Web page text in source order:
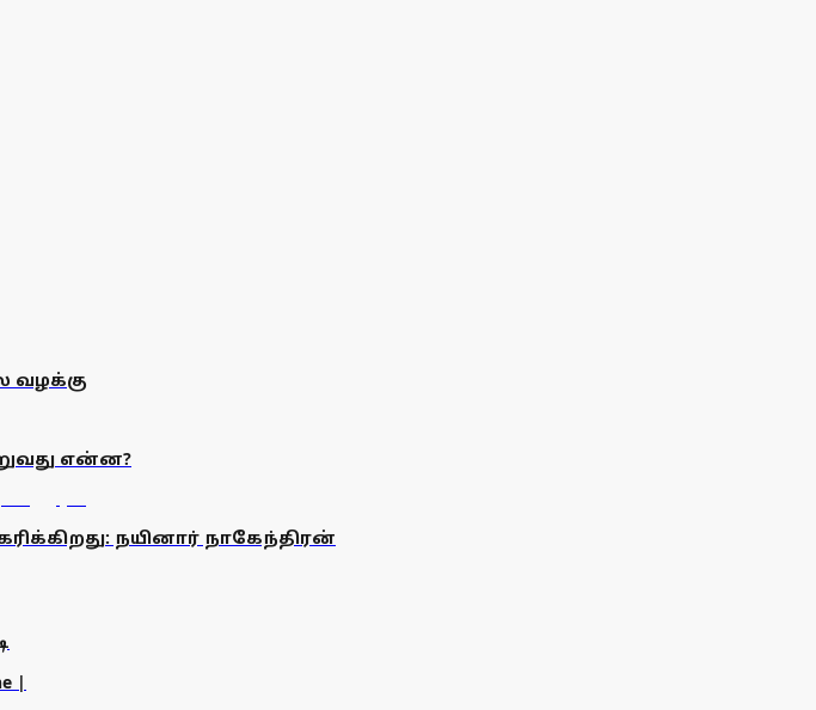
வழக்கு
என்ன?
நயினார் நாகேந்திரன்
|